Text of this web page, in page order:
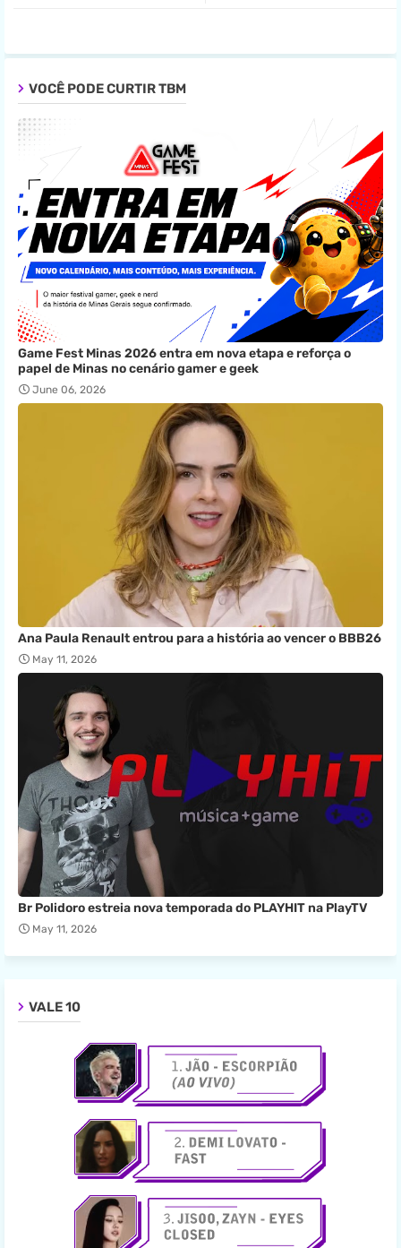
VOCÊ PODE CURTIR TBM
Game Fest Minas 2026 entra em nova etapa e reforça o
papel de Minas no cenário gamer e geek
June 06, 2026
Ana Paula Renault entrou para a história ao vencer o BBB26
May 11, 2026
Br Polidoro estreia nova temporada do PLAYHIT na PlayTV
May 11, 2026
VALE 10